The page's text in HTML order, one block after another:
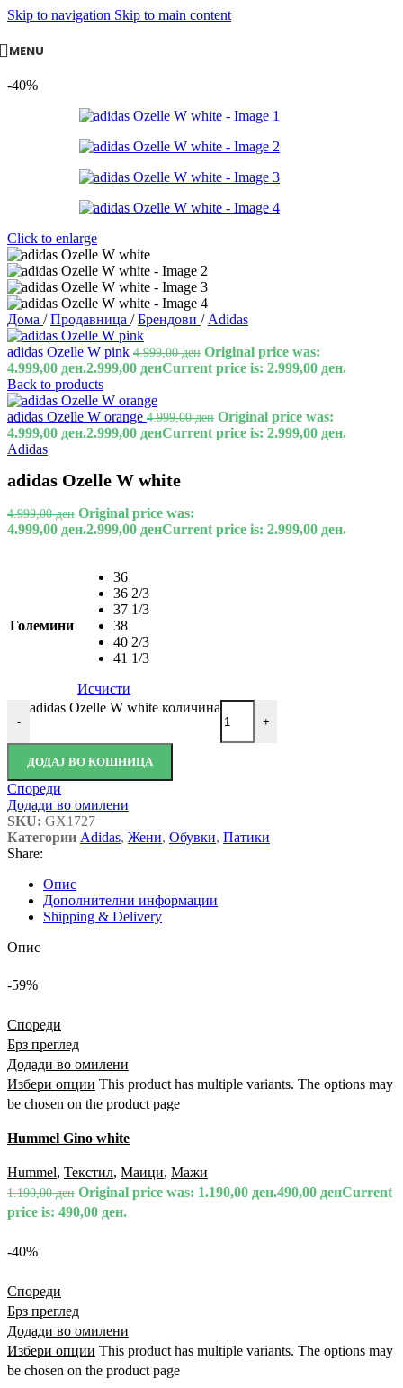
Skip to navigation Skip to main content
MENU
-40%
Click to enlarge
Дома / Продавница / Брендови / Adidas
adidas Ozelle W pink 4.999,00ден Original price was:
4.999,00 ден.2.999,00 денCurrent price is: 2.999,00 ден.
Back to products
adidas Ozelle W orange 4.999,00ден Original price was:
4.999,00 ден.2.999,00 денCurrent price is: 2.999,00 ден.
Adidas
adidas Ozelle W white
4.999,00ден Original price was:
4.999,00 ден.2.999,00 денCurrent price is: 2.999,00 ден.
Големини
36
36 2/3
37 1/3
38
40 2/3
41 1/3
Исчисти
-
adidas Ozelle W white количина
+
ДОДАЈ ВО КОШНИЦА
Спореди
Додади во омилени
SKU: GX1727
Категории Adidas, Жени, Обувки, Патики
Share:
Опис
Дополнителни информации
Shipping & Delivery
Опис
-59%
Спореди
Брз преглед
Додади во омилени
Избери опции This product has multiple variants. The options may
be chosen on the product page
Hummel Gino white
Hummel, Текстил, Маици, Мажи
1.190,00ден Original price was: 1.190,00 ден.490,00 денCurrent
price is: 490,00 ден.
-40%
Спореди
Брз преглед
Додади во омилени
Избери опции This product has multiple variants. The options may
be chosen on the product page